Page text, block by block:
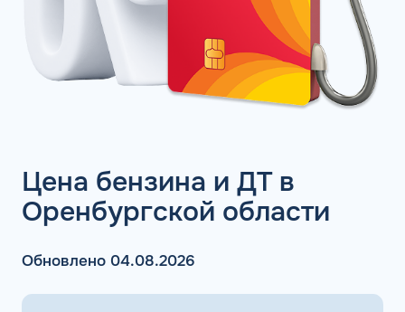
Цена бензина и ДТ в
Оренбургской области
Обновлено 04.08.2026